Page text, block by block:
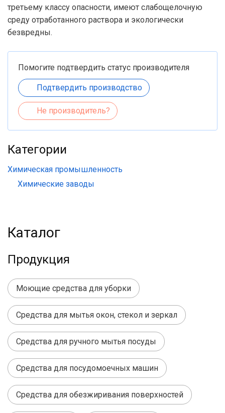
третьему классу опасности, имеют слабощелочную
среду отработанного раствора и экологически
безвредны.
Помогите подтвердить статус производителя
Подтвердить производство
Не производитель?
Категории
Химическая промышленность
Химические заводы
Каталог
Продукция
Моющие средства для уборки
Средства для мытья окон, стекол и зеркал
Средства для ручного мытья посуды
Средства для посудомоечных машин
Средства для обезжиривания поверхностей